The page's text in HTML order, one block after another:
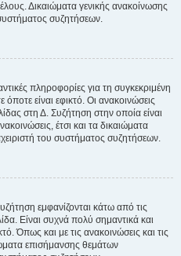
Δικαιώματα γενικής ανακοίνωσης
συζητήσεων.
πληροφορίες για τη συγκεκριμένη
είναι εφικτό. Οι ανακοινώσεις
στη Δ. Συζήτηση στην οποία είναι
έτσι και τα δικαιώματα
του συστήματος συζητήσεων.
εμφανίζονται κάτω από τις
Είναι συχνά πολύ σημαντικά και
Όπως και με τις ανακοινώσεις και τις
επισήμανσης θεμάτων